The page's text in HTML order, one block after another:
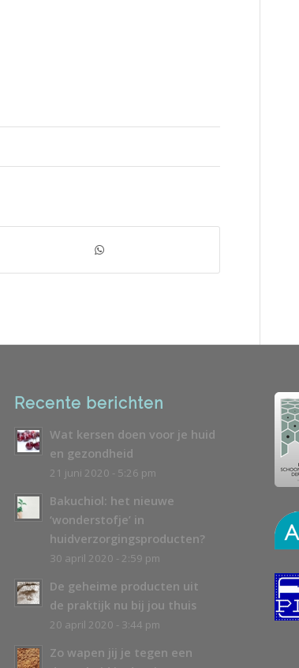
Recente berichten
Wat kersen doen voor je huid
en gezondheid
21 juni 2020 - 5:26 pm
Bakuchiol: het nieuwe
‘wonderstofje’ in
huidverzorgingsproducten?
30 april 2020 - 2:59 pm
De geheime producten uit
de praktijk nu bij jou thuis
20 april 2020 - 3:44 pm
Zo wapen jij je tegen een